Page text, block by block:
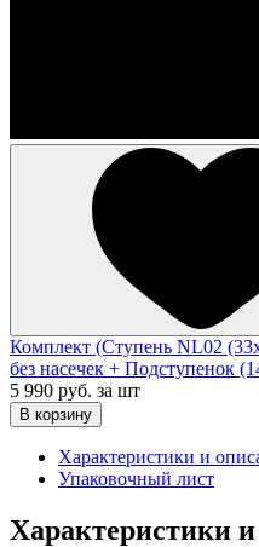
Комплект (Ступень NL02
без насечек + Подступенок
5 990 руб. за шт
В корзину
Характеристики и
Упаковочный лист
Характеристики